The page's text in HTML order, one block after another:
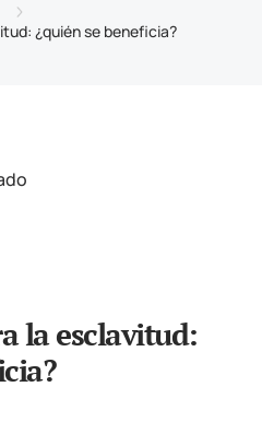
¿quién se beneficia?
la esclavitud: